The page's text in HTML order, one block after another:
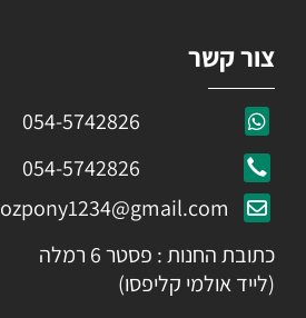
צור קשר
054-5742826
054-5742826
ozpony1234@gmail.com
כתובת החנות : פסטר 6 רמלה
(לייד אולמי קליפסו)